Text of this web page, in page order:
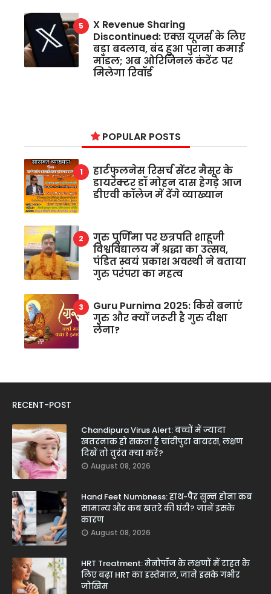
X Revenue Sharing
Discontinued: एक्स यूजर्स के लिए
बड़ा बदलाव, बंद हुआ पुराना कमाई
मॉडल; अब ओरिजिनल कंटेंट पर
मिलेगा रिवॉर्ड
POPULAR POSTS
हार्टफुलनेस रिसर्च सेंटर मैसूर के
डायरेक्टर डॉ मोहन दास हेगड़े आज
डीएवी कॉलेज में देंगे व्याख्यान
गुरु पूर्णिमा पर छत्रपति शाहूजी
विश्वविद्यालय में श्रद्धा का उत्सव,
पंडित स्वयं प्रकाश अवस्थी ने बताया
गुरु परंपरा का महत्व
Guru Purnima 2025: किसे बनाएं
गुरु और क्यों जरूरी है गुरु दीक्षा
लेना?
RECENT-POST
Chandipura Virus Alert: बच्चों में ज्यादा
खतरनाक हो सकता है चांदीपुरा वायरस, लक्षण
दिखें तो तुरंत क्या करें?
August 08, 2026
Hand Feet Numbness: हाथ-पैर सुन्न होना कब
सामान्य और कब खतरे की घंटी? जानें इसके
कारण
August 08, 2026
HRT Treatment: मेनोपॉज के लक्षणों में राहत के
लिए बढ़ा HRT का इस्तेमाल, जानें इसके गंभीर
जोखिम